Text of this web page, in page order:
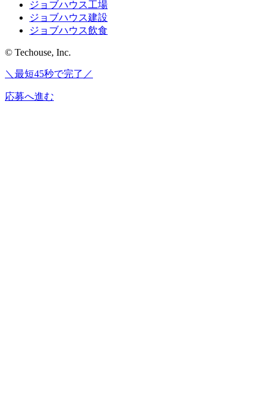
ジョブハウス工場
ジョブハウス建設
ジョブハウス飲食
© Techouse, Inc.
＼最短45秒で完了／
応募へ進む